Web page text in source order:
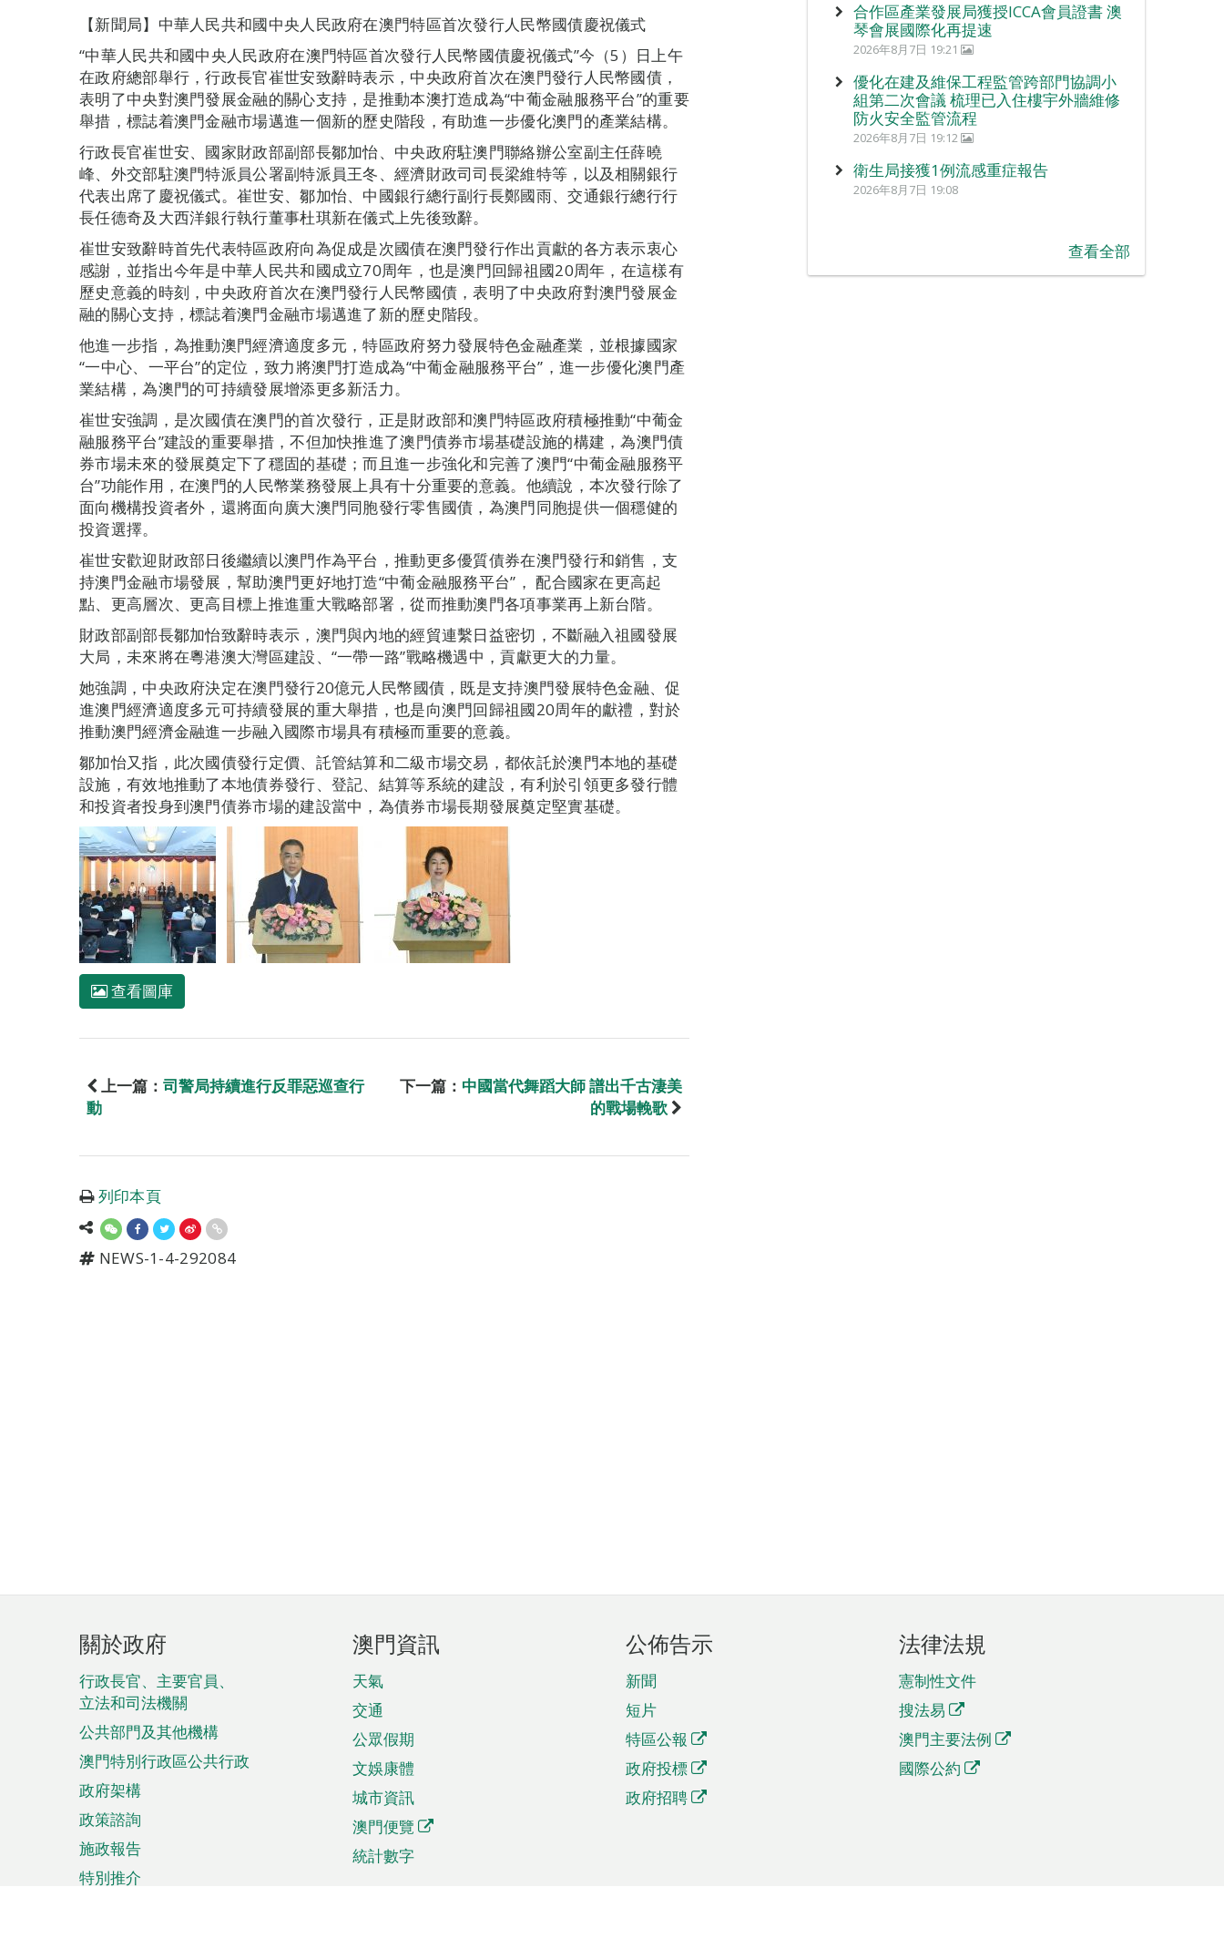
【新聞局】中華人民共和國中央人民政府在澳門特區首次發行人民幣國債慶祝儀式
“中華人民共和國中央人民政府在澳門特區首次發行人民幣國債慶祝儀式”今（5）日上午
在政府總部舉行，行政長官崔世安致辭時表示，中央政府首次在澳門發行人民幣國債，
表明了中央對澳門發展金融的關心支持，是推動本澳打造成為“中葡金融服務平台”的重要
舉措，標誌着澳門金融市場邁進一個新的歷史階段，有助進一步優化澳門的產業結構。
行政長官崔世安、國家財政部副部長鄒加怡、中央政府駐澳門聯絡辦公室副主任薛曉
峰、外交部駐澳門特派員公署副特派員王冬、經濟財政司司長梁維特等，以及相關銀行
代表出席了慶祝儀式。崔世安、鄒加怡、中國銀行總行副行長鄭國雨、交通銀行總行行
長任德奇及大西洋銀行執行董事杜琪新在儀式上先後致辭。
崔世安致辭時首先代表特區政府向為促成是次國債在澳門發行作出貢獻的各方表示衷心
感謝，並指出今年是中華人民共和國成立70周年，也是澳門回歸祖國20周年，在這樣有
歷史意義的時刻，中央政府首次在澳門發行人民幣國債，表明了中央政府對澳門發展金
融的關心支持，標誌着澳門金融市場邁進了新的歷史階段。
他進一步指，為推動澳門經濟適度多元，特區政府努力發展特色金融產業，並根據國家
“一中心、一平台”的定位，致力將澳門打造成為“中葡金融服務平台”，進一步優化澳門產
業結構，為澳門的可持續發展增添更多新活力。
崔世安強調，是次國債在澳門的首次發行，正是財政部和澳門特區政府積極推動“中葡金
融服務平台”建設的重要舉措，不但加快推進了澳門債券市場基礎設施的構建，為澳門債
券市場未來的發展奠定下了穩固的基礎；而且進一步強化和完善了澳門“中葡金融服務平
台”功能作用，在澳門的人民幣業務發展上具有十分重要的意義。他續說，本次發行除了
面向機構投資者外，還將面向廣大澳門同胞發行零售國債，為澳門同胞提供一個穩健的
投資選擇。
崔世安歡迎財政部日後繼續以澳門作為平台，推動更多優質債券在澳門發行和銷售，支
持澳門金融市場發展，幫助澳門更好地打造“中葡金融服務平台”， 配合國家在更高起
點、更高層次、更高目標上推進重大戰略部署，從而推動澳門各項事業再上新台階。
財政部副部長鄒加怡致辭時表示，澳門與內地的經貿連繫日益密切，不斷融入祖國發展
大局，未來將在粵港澳大灣區建設、“一帶一路”戰略機遇中，貢獻更大的力量。
她強調，中央政府決定在澳門發行20億元人民幣國債，既是支持澳門發展特色金融、促
進澳門經濟適度多元可持續發展的重大舉措，也是向澳門回歸祖國20周年的獻禮，對於
推動澳門經濟金融進一步融入國際市場具有積極而重要的意義。
鄒加怡又指，此次國債發行定價、託管結算和二級市場交易，都依託於澳門本地的基礎
設施，有效地推動了本地債券發行、登記、結算等系統的建設，有利於引領更多發行體
和投資者投身到澳門債券市場的建設當中，為債券市場長期發展奠定堅實基礎。
查看圖庫
上一篇： 司警局持續進行反罪惡巡查行
動
下一篇： 中國當代舞蹈大師 譜出千古淒美
的戰場輓歌
列印本頁
NEWS-1-4-292084
合作區產業發展局獲授ICCA會員證書 澳
琴會展國際化再提速
2026年8月7日 19:21
優化在建及維保工程監管跨部門協調小
組第二次會議 梳理已入住樓宇外牆維修
防火安全監管流程
2026年8月7日 19:12
衛生局接獲1例流感重症報告
2026年8月7日 19:08
查看全部
頁
腳
菜
單
關於政府
行政長官、主要官員、
立法和司法機關
公共部門及其他機構
澳門特別行政區公共行政
政府架構
政策諮詢
施政報告
特別推介
澳門資訊
天氣
交通
公眾假期
文娛康體
城市資訊
澳門便覽
統計數字
公佈告示
新聞
短片
特區公報
政府投標
政府招聘
法律法規
憲制性文件
搜法易
澳門主要法例
國際公約